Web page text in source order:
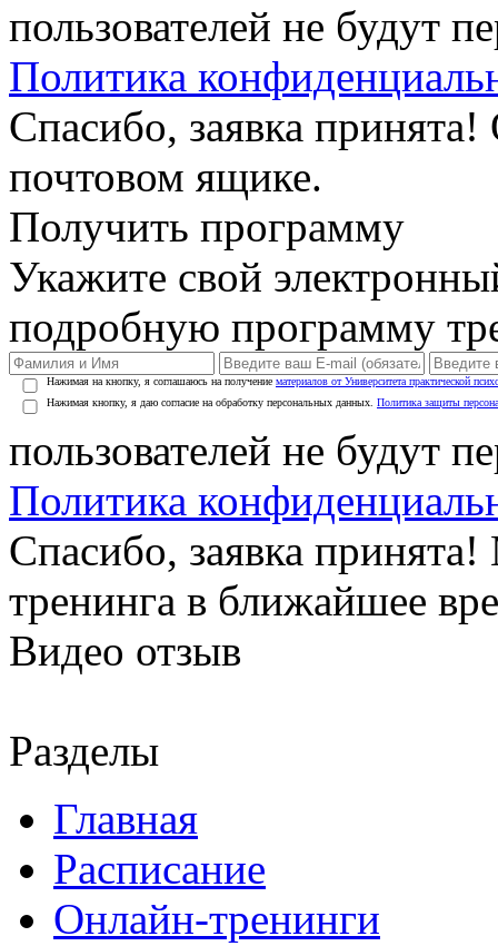
пользователей не будут
Политика
Спасибо, заявка
почтовом ящике.
Получить программу
Укажите свой
подробную программу
Нажимая на кнопку, я соглашаюсь на получение материалов от Университета практической
Нажимая кнопку, я даю согласие на обработку персональных данных. Политика защиты
пользователей не будут
Политика
Спасибо, заявка
тренинга в ближайшее
Видео отзыв
Разделы
Главная
Расписание
Онлайн-тренинги